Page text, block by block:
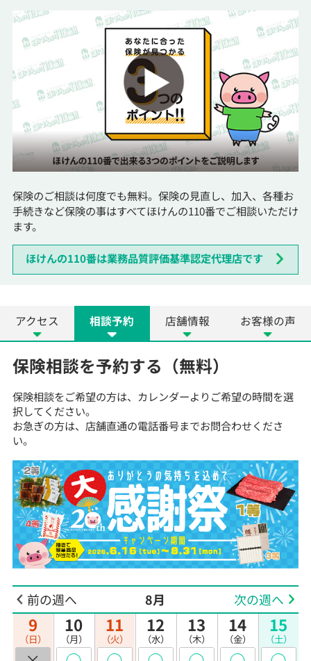
保険のご相談は何度でも無料。保険の見直し、加入、各種お
手続きなど保険の事はすべてほけんの110番でご相談いただけ
ます。
ほけんの110番は業務品質評価基準認定代理店です
アクセス 相談予約 店舗情報 お客様の声
保険相談を予約する（無料）
前の週へ 8月 次の週へ
9
（日）
10
（月）
11
（火）
12
（水）
13
（木）
14
（金）
15
（土）
保険相談をご希望の方は、カレンダーよりご希望の時間を選
択してください。
お急ぎの方は、店舗直通の電話番号までお問合わせくださ
い。